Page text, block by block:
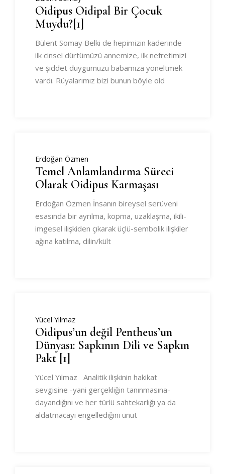
Oidipus Oidipal Bir Çocuk
Muydu?[1]
Bülent Somay Belki de hepimizin kaderinde
ilk cinsel dürtümüzü annemize, ilk nefretimizi
ve şiddet duygumuzu babamıza yöneltmek
vardı. Rüyalarımız bizi bunun böyle old
Erdoğan Özmen
Temel Anlamlandırma Süreci
Olarak Oidipus Karmaşası
Erdoğan Özmen İnsanın bireysel serüveni
esasında bir ayrılma, kopma, uzaklaşma, ikili-
imgesel ilişkiden çıkarak üçlü-sembolik ilişkiler
ağına katılma, dilin/kült
Yücel Yılmaz
Oidipus’un değil Pentheus’un
Dünyası: Sapkının Dili ve Sapkın
Pakt [1]
Yücel Yılmaz Analitik ilişkinin hakikat
sevgisine -yani gerçekliğin tanınmasına-
dayandığını ve her türlü sahtekarlığı ya da
aldatmacayı engellediğini unut